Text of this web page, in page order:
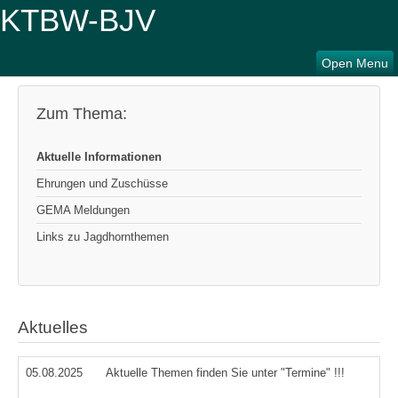
Open Menu
Zum Thema:
Aktuelle Informationen
Ehrungen und Zuschüsse
GEMA Meldungen
Links zu Jagdhornthemen
Aktuelles
05.08.2025 Aktuelle Themen finden Sie unter "Termine" !!!